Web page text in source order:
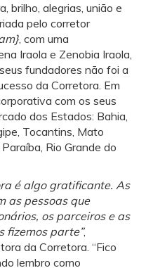
brilho, alegrias, união e
pelo corretor
, com uma
Iraola e Zenobia Iraola,
fundadores não foi a
da Corretora. Em
com os seus
dos Estados: Bahia,
Tocantins, Mato
Rio Grande do
é algo gratificante. As
as pessoas que
os parceiros e as
fizemos parte”,
da Corretora. “Fico
lembro como